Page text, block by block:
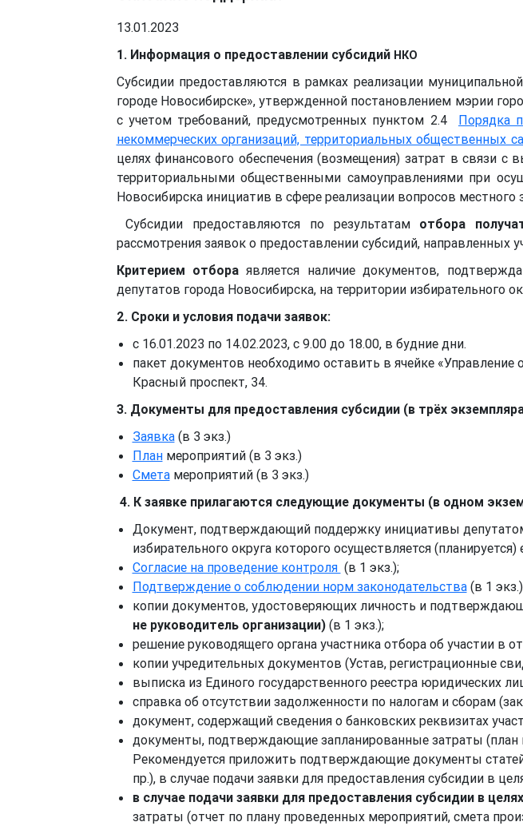
13.01.2023
1. Информация о предоставлении субсидий НКО
Субсидии предоставляются в рамках реализации
городе Новосибирске», утвержденной постановлением мэрии
с учетом требований, предусмотренных пунктом 2.4 Порядка
некоммерческих организаций, территориальных общественных
целях финансового обеспечения (возмещения) затрат в связи с
территориальными общественными самоуправлениями при
Новосибирска инициатив в сфере реализации вопросов местного
Субсидии предоставляются по результатамотбора
рассмотрения заявок о предоставлении субсидий, направленных
Критерием отбораявляется наличие документов,
депутатов города Новосибирска, на территории избирательного
2. Сроки и условия подачи заявок:
с 16.01.2023 по 14.02.2023, с 9.00 до 18.00, в будние дни.
пакет документов необходимо оставить в ячейке
Красный проспект, 34.
3. Документы для предоставления субсидии (в трёх
Заявка(в 3 экз.)
Планмероприятий (в 3 экз.)
Сметамероприятий (в 3 экз.)
4. К заявке прилагаются следующие документы (в одном
Документ, подтверждающий поддержку инициативы
избирательного округа которого осуществляется (планируется)
Согласие на проведение контроля (в 1 экз.);
Подтверждение о соблюдении норм законодательства(в 1
копии документов, удостоверяющих личность и
не руководитель организации) (в 1 экз.);
решение руководящего органа участника отбора об участии в
копии учредительных документов (Устав, регистрационные
выписка из Единого государственного реестра юридических
справка об отсутствии задолженности по налогам и сборам
документ, содержащий сведения о банковских реквизитах
документы, подтверждающие запланированные затраты (план
Рекомендуется приложить подтверждающие документы
пр.), в случае подачи заявки для предоставления субсидии в
в случае подачи заявки для предоставления субсидии в
затраты (отчет по плану проведенных мероприятий, смета